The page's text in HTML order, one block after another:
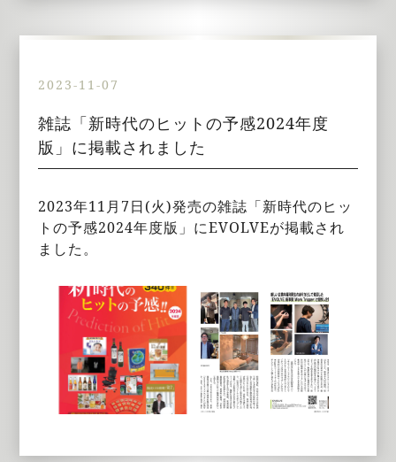
2023-11-07
雑誌「新時代のヒットの予感2024年度
版」に掲載されました
2023年11月7日(火)発売の雑誌「新時代のヒッ
トの予感2024年度版」にEVOLVEが掲載され
ました。